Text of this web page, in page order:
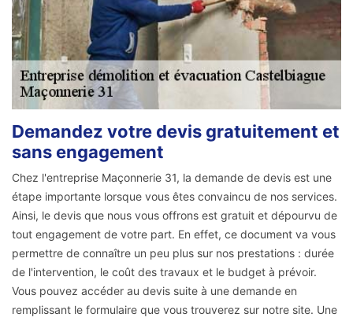
Demandez votre devis gratuitement et
sans engagement
Chez l'entreprise Maçonnerie 31, la demande de devis est une
étape importante lorsque vous êtes convaincu de nos services.
Ainsi, le devis que nous vous offrons est gratuit et dépourvu de
tout engagement de votre part. En effet, ce document va vous
permettre de connaître un peu plus sur nos prestations : durée
de l'intervention, le coût des travaux et le budget à prévoir.
Vous pouvez accéder au devis suite à une demande en
remplissant le formulaire que vous trouverez sur notre site. Une